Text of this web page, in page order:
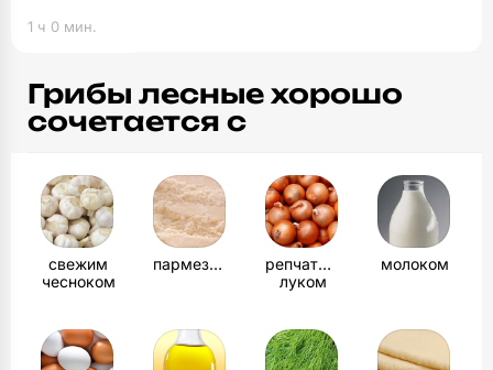
1 ч 0 мин.
Грибы лесные хорошо
сочетается с
свежим
чесноком
пармезаном
репчатым
луком
молоком